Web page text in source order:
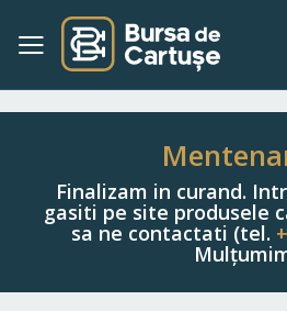
Navigați
Conținut
Finalizam in curand.
gasiti pe site produsele
sa ne contactati (tel.